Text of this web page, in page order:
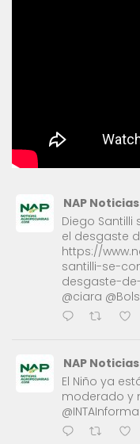
NAP
Diego
el desgaste
https://
santilli-se-
desgaste-
@ciara
NAP
El Niño ya
moderado y